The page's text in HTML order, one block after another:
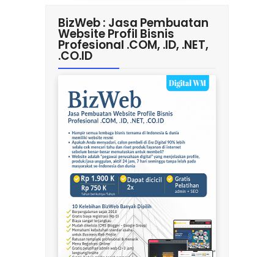
BizWeb : Jasa Pembuatan
Website Profil Bisnis
Profesional .COM, .ID, .NET,
.CO.ID